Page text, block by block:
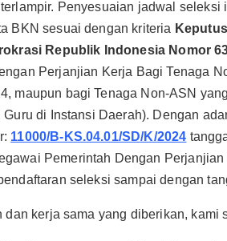
Penyesuaian jadwal
BKN sesuai dengan kriteria
Republik Indonesia Nomor
Perjanjian Kerja Bagi Tenaga
maupun bagi Tenaga Non-ASN
Guru di Instansi Daerah). Dengan
11000/B-KS.04.01/SD/K/2024
Pemerintah Dengan
seleksi sampai dengan
dan kerja sama yang diberikan, kami